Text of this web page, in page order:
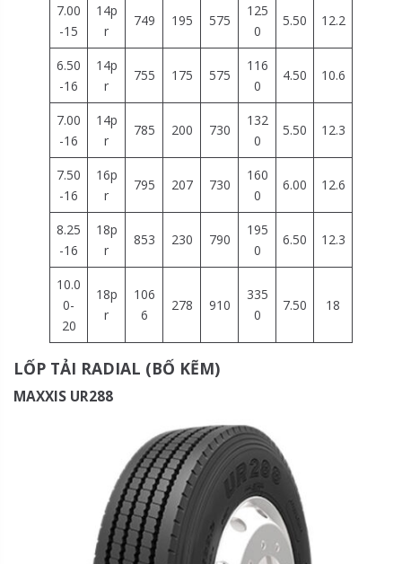
7.00
-15
14p
r
749 195 575
125
0
5.50 12.2
6.50
-16
14p
r
755 175 575
116
0
4.50 10.6
7.00
-16
14p
r
785 200 730
132
0
5.50 12.3
7.50
-16
16p
r
795 207 730
160
0
6.00 12.6
8.25
-16
18p
r
853 230 790
195
0
6.50 12.3
10.0
0-
20
18p
r
106
6
278 910
335
0
7.50 18
LỐP TẢI RADIAL (BỐ KẼM)
MAXXIS UR288